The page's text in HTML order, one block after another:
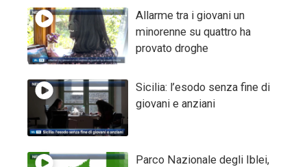
Allarme tra i giovani un
minorenne su quattro ha
provato droghe
Sicilia: l’esodo senza fine di
giovani e anziani
Parco Nazionale degli Iblei,